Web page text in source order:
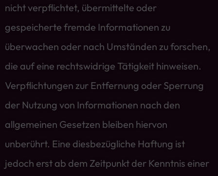
nicht verpflichtet, übermittelte oder
gespeicherte fremde Informationen zu
überwachen oder nach Umständen zu forschen,
die auf eine rechtswidrige Tätigkeit hinweisen.
Verpflichtungen zur Entfernung oder Sperrung
der Nutzung von Informationen nach den
allgemeinen Gesetzen bleiben hiervon
unberührt. Eine diesbezügliche Haftung ist
jedoch erst ab dem Zeitpunkt der Kenntnis einer